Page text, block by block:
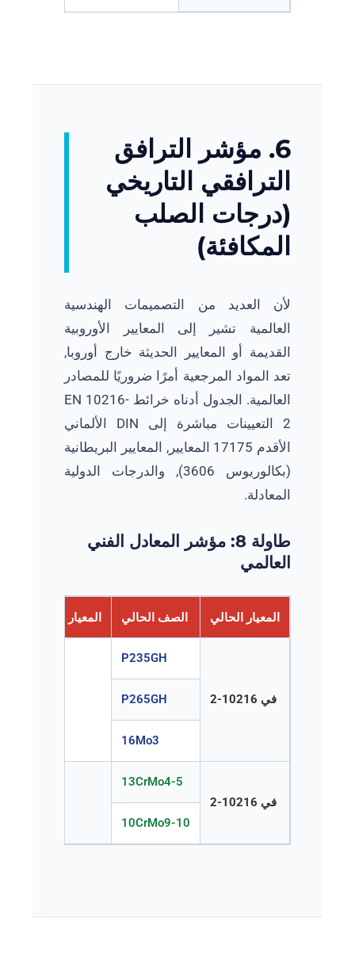
6. مؤشر الترافق
الترافقي التاريخي
(درجات الصلب
المكافئة)
لأن العديد من التصميمات الهندسية
العالمية تشير إلى المعايير الأوروبية
القديمة أو المعايير الحديثة خارج أوروبا,
تعد المواد المرجعية أمرًا ضروريًا للمصادر
العالمية. الجدول أدناه خرائط EN 10216-
2 التعيينات مباشرة إلى DIN الألماني
الأقدم 17175 المعايير, المعايير البريطانية
(بكالوريوس 3606), والدرجات الدولية
المعادلة.
طاولة 8: مؤشر المعادل الفني
العالمي
المعيار الحالي الصف الحالي المعيار الألماني
في 10216-2
P235GH
P265GH
16Mo3
في 10216-2
13CrMo4-5
10CrMo9-10